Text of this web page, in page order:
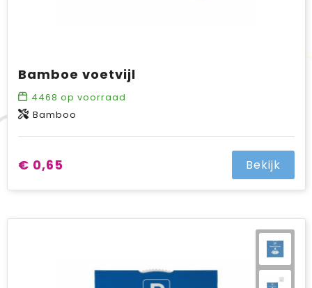
Bamboe voetvijl
4468 op voorraad
Bamboo
€ 0,65 Bekijk